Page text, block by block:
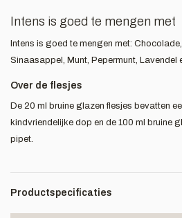
Intens is goed te mengen met
Intens is goed te mengen met:
Sinaasappel, Munt, Pepermunt, Lavendel
Over de flesjes
De 20 ml bruine glazen flesjes bevatten
kindvriendelijke dop en de 100 ml bruine
pipet.
Productspecificaties